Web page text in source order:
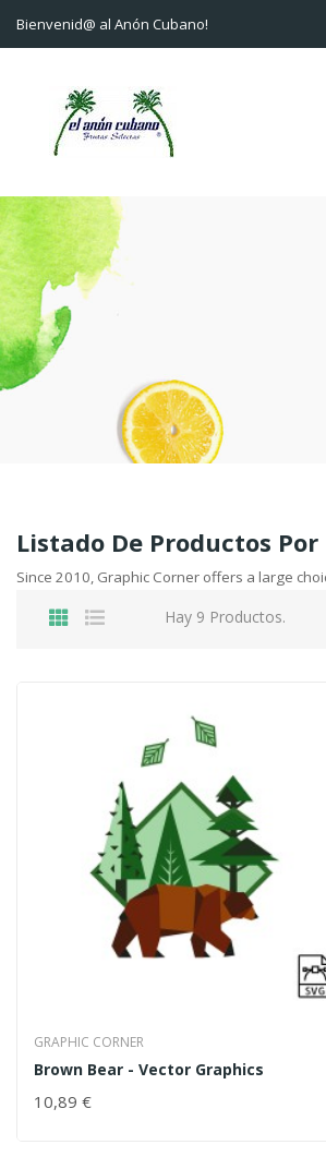
Bienvenid@ al Anón Cubano!
Listado De Productos
Since 2010, Graphic Corner offers a large
Hay 9 Productos.
GRAPHIC CORNER
Brown Bear - Vector Graphics
10,89 €